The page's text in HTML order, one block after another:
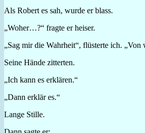
Als Robert es sah, wurde er blass.
„Woher…?“ fragte er heiser.
„Sag mir die Wahrheit“, flüsterte ich. „Von
Seine Hände zitterten.
„Ich kann es erklären.“
„Dann erklär es.“
Lange Stille.